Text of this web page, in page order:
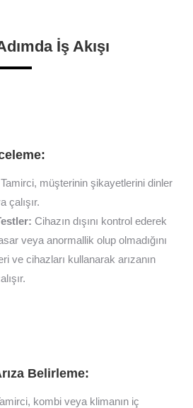
İş Akışı
Tamirci, müşterinin şikayetlerini dinler
çalışır.
Cihazın dışını kontrol ederek
veya anormallik olup olmadığını
ve cihazları kullanarak arızanın
Belirleme:
kombi veya klimanın iç